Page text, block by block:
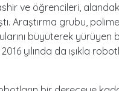
ve öğrencileri,
Araştırma grubu,
büyüterek yürüyen
yılında da ışıkla